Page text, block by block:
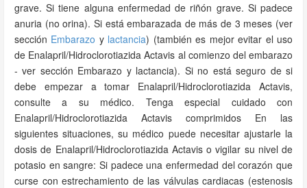
grave. Si tiene alguna enfermedad de riñón grave. Si padece
anuria (no orina). Si está embarazada de más de 3 meses (ver
sección Embarazo y lactancia) (también es mejor evitar el uso
de Enalapril/Hidroclorotiazida Actavis al comienzo del embarazo
- ver sección Embarazo y lactancia). Si no está seguro de si
debe empezar a tomar Enalapril/Hidroclorotiazida Actavis,
consulte a su médico. Tenga especial cuidado con
Enalapril/Hidroclorotiazida Actavis comprimidos En las
siguientes situaciones, su médico puede necesitar ajustarle la
dosis de Enalapril/Hidroclorotiazida Actavis o vigilar su nivel de
potasio en sangre: Si padece una enfermedad del corazón que
curse con estrechamiento de las válvulas cardiacas (estenosis